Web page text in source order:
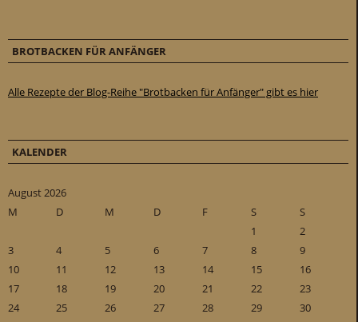
BROTBACKEN FÜR ANFÄNGER
Alle Rezepte der Blog-Reihe "Brotbacken für Anfänger" gibt es hier
KALENDER
August 2026
M
D M D F S
S
1
2
3
4 5 6 7 8
9
10
11 12 13 14 15
16
17
18 19 20 21 22
23
24
25 26 27 28 29
30